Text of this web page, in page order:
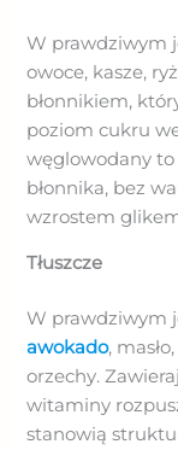
W prawdziwym
owoce, kasze,
błonnikiem,
poziom cukru
węglowodany to
błonnika, bez
wzrostem
Tłuszcze
W prawdziwym
awokado,
orzechy.
witaminy
stanowią